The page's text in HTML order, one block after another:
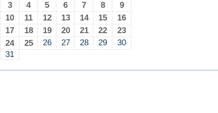
3
4 5 6 7 8
9
10
11 12 13 14 15
16
17
18 19 20 21 22
23
24
25 26 27 28 29
30
31